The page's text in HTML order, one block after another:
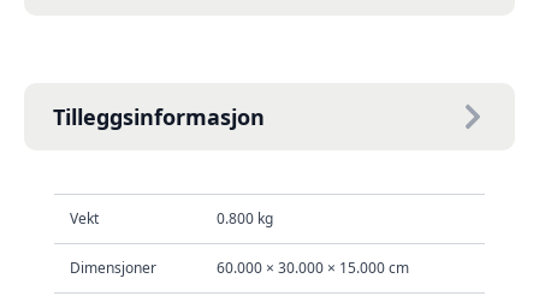
Tilleggsinformasjon
Vekt 0.800 kg
Dimensjoner 60.000 × 30.000 × 15.000 cm